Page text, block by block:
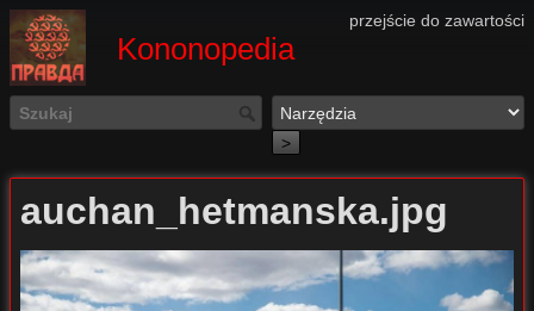
przejście do zawartości
Kononopedia
>
auchan_hetmanska.jpg